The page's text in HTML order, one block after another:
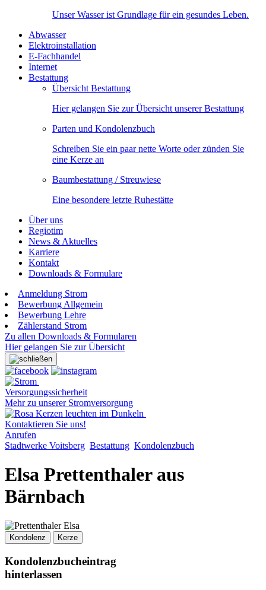
Unser Wasser ist Grundlage für ein gesundes Leben.
Abwasser
Elektroinstallation
E-Fachhandel
Internet
Bestattung
Übersicht Bestattung
Hier gelangen Sie zur Übersicht unserer Bestattung
Parten und Kondolenzbuch
Schreiben Sie ein paar nette Worte oder zünden Sie
eine Kerze an
Baumbestattung / Streuwiese
Eine besondere letzte Ruhestätte
Über uns
Regiotim
News & Aktuelles
Karriere
Kontakt
Downloads & Formulare
Anmeldung Strom
Bewerbung Allgemein
Bewerbung Lehre
Zählerstand Strom
Zu allen Downloads & Formularen
Hier gelangen Sie zur Übersicht
Versorgungssicherheit
Mehr zu unserer Stromversorgung
Kontaktieren Sie uns!
Anrufen
Stadtwerke Voitsberg Bestattung Kondolenzbuch
Elsa Prettenthaler aus
Bärnbach
Kondolenz Kerze
Kondolenzbucheintrag
hinterlassen